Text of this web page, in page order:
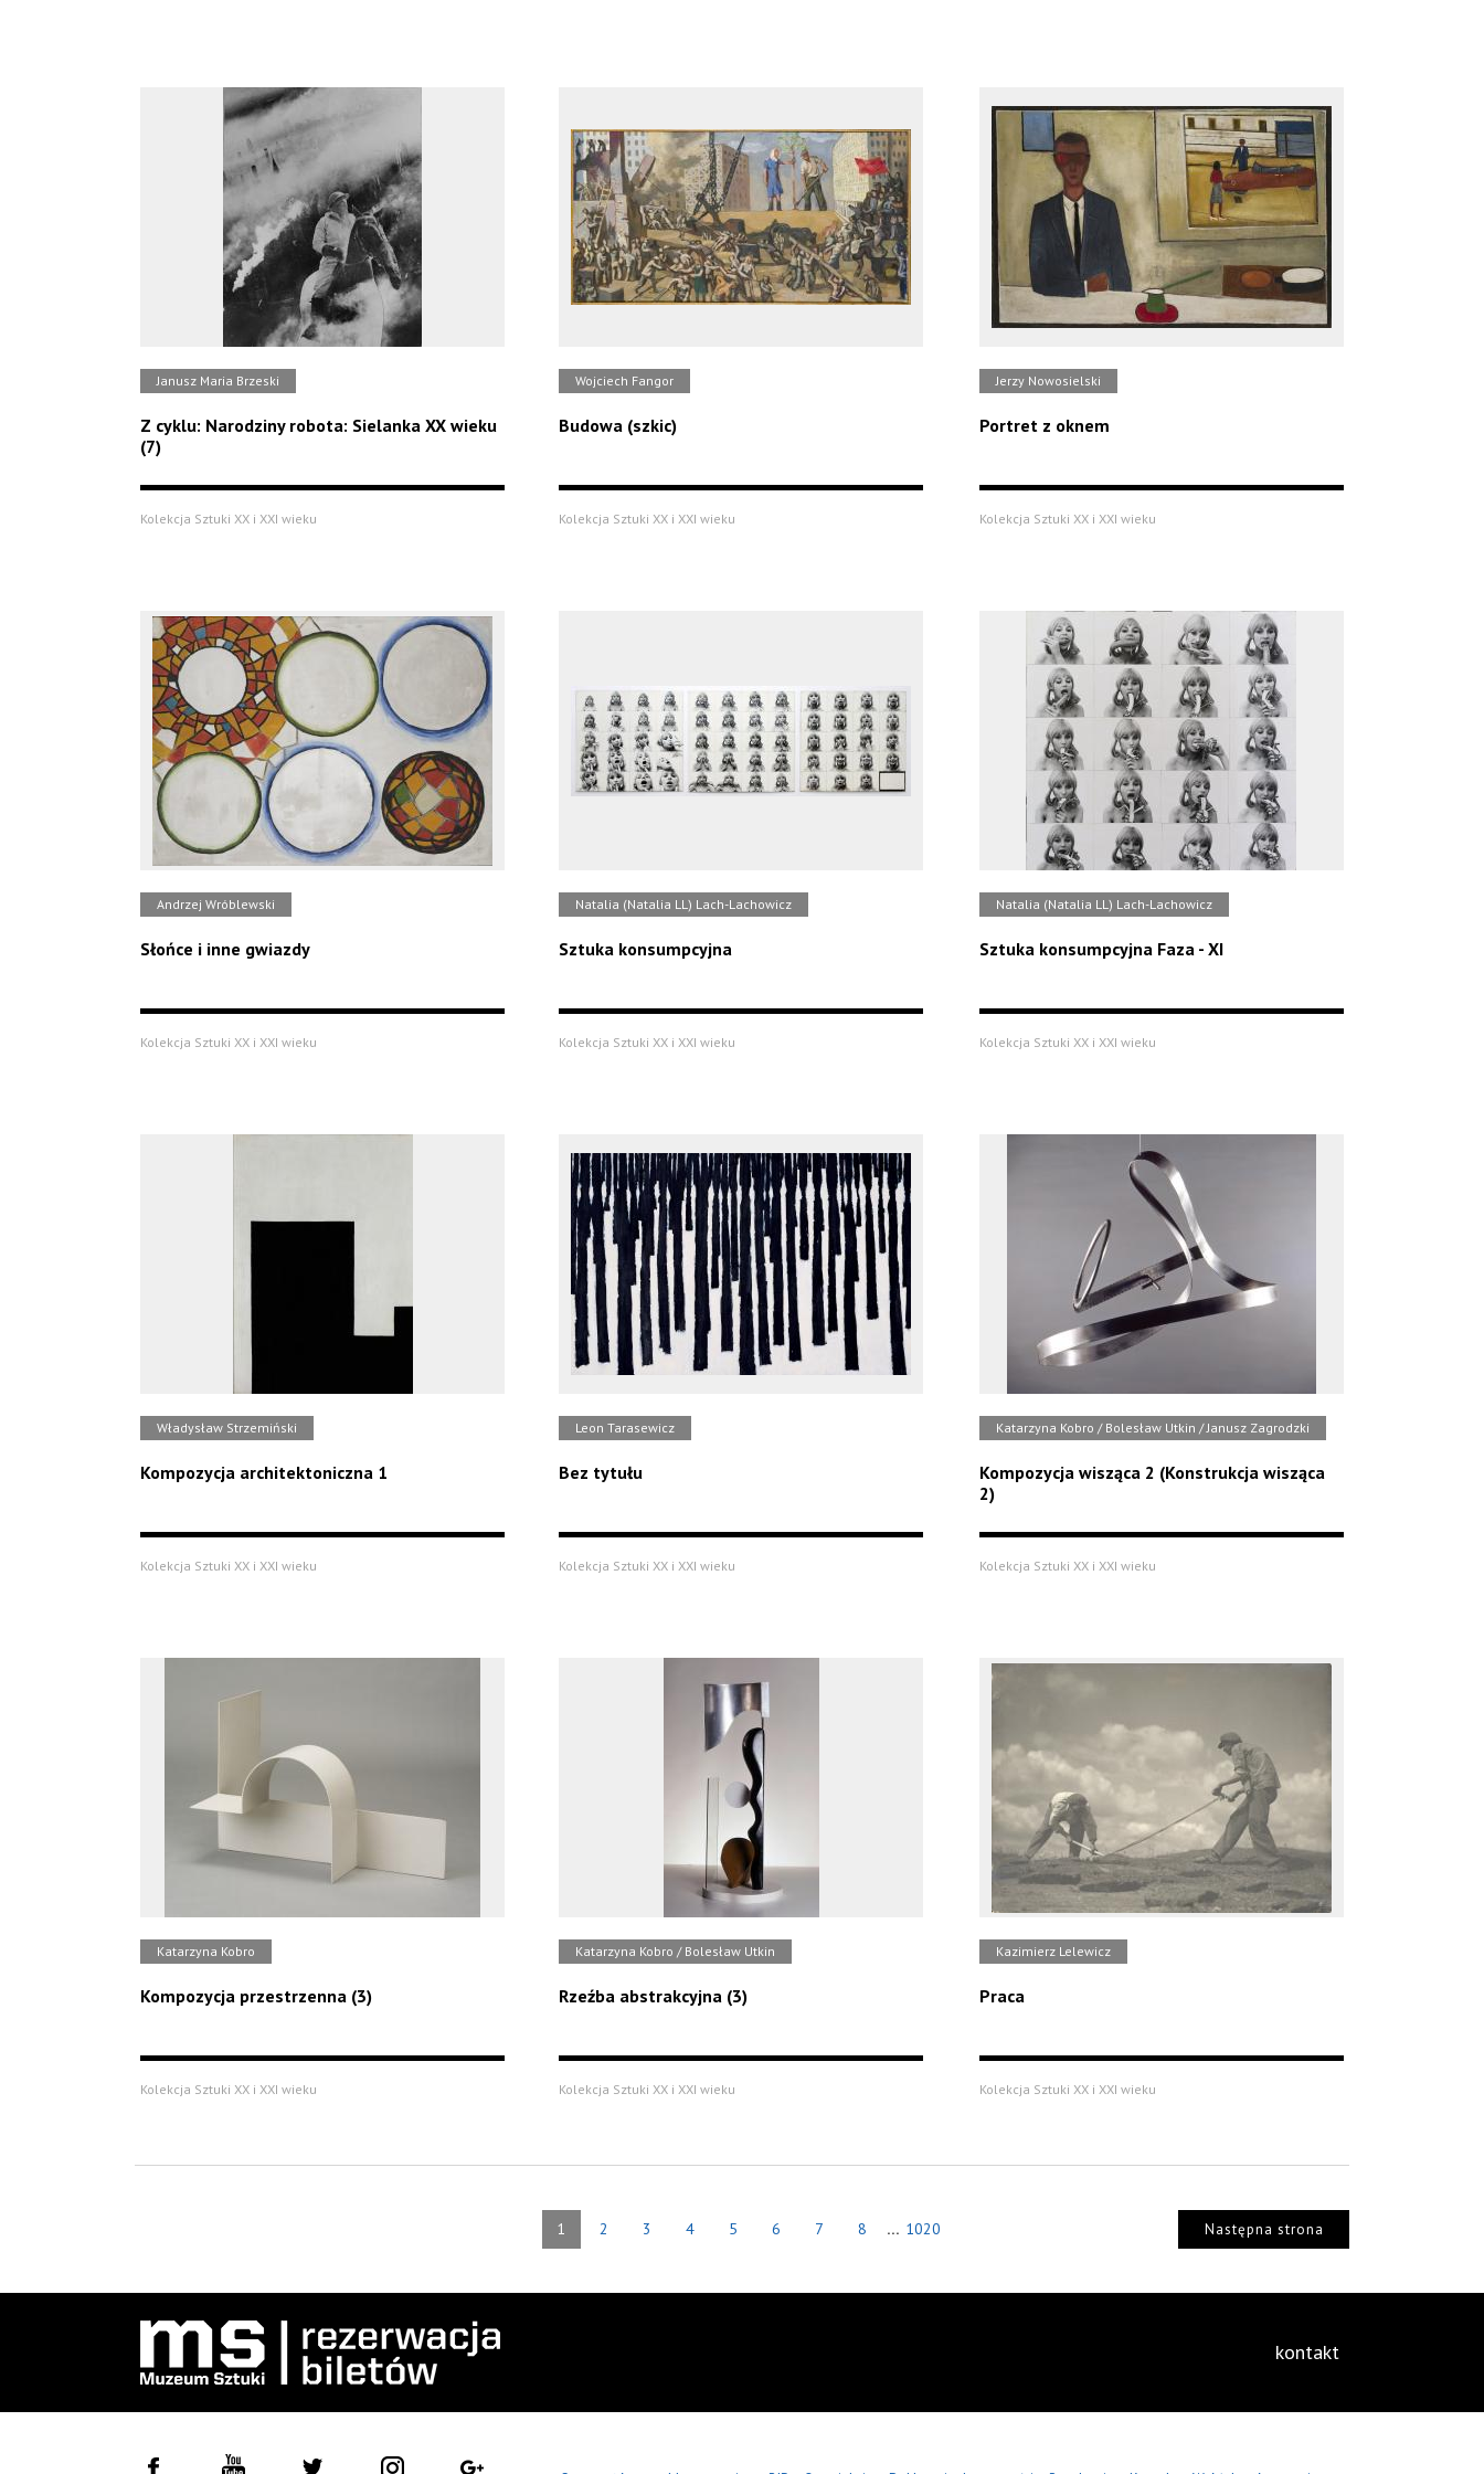
Janusz Maria Brzeski
Z cyklu: Narodziny robota: Sielanka XX wieku
(7)
Kolekcja Sztuki XX i XXI wieku
Wojciech Fangor
Budowa (szkic)
Kolekcja Sztuki XX i XXI wieku
Jerzy Nowosielski
Portret z oknem
Kolekcja Sztuki XX i XXI wieku
Andrzej Wróblewski
Słońce i inne gwiazdy
Kolekcja Sztuki XX i XXI wieku
Natalia (Natalia LL) Lach-Lachowicz
Sztuka konsumpcyjna
Kolekcja Sztuki XX i XXI wieku
Natalia (Natalia LL) Lach-Lachowicz
Sztuka konsumpcyjna Faza - XI
Kolekcja Sztuki XX i XXI wieku
Władysław Strzemiński
Kompozycja architektoniczna 1
Kolekcja Sztuki XX i XXI wieku
Leon Tarasewicz
Bez tytułu
Kolekcja Sztuki XX i XXI wieku
Katarzyna Kobro / Bolesław Utkin / Janusz Zagrodzki
Kompozycja wisząca 2 (Konstrukcja wisząca
2)
Kolekcja Sztuki XX i XXI wieku
Katarzyna Kobro
Kompozycja przestrzenna (3)
Kolekcja Sztuki XX i XXI wieku
Katarzyna Kobro / Bolesław Utkin
Rzeźba abstrakcyjna (3)
Kolekcja Sztuki XX i XXI wieku
Kazimierz Lelewicz
Praca
Kolekcja Sztuki XX i XXI wieku
1 2 3 4 5 6 7 8 ... 1020 Następna strona
kontakt